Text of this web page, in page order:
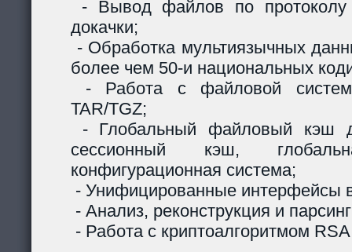
- Вывод файлов по
докачки;
- Обработка мультиязычных
более чем 50-и национальных
- Работа с файловой
TAR/TGZ;
- Глобальный файловый кэш
сессионный кэш,
конфигурационная система;
- Унифицированные интерфейсы
- Анализ, реконструкция и
- Работа с криптоалгоритмом